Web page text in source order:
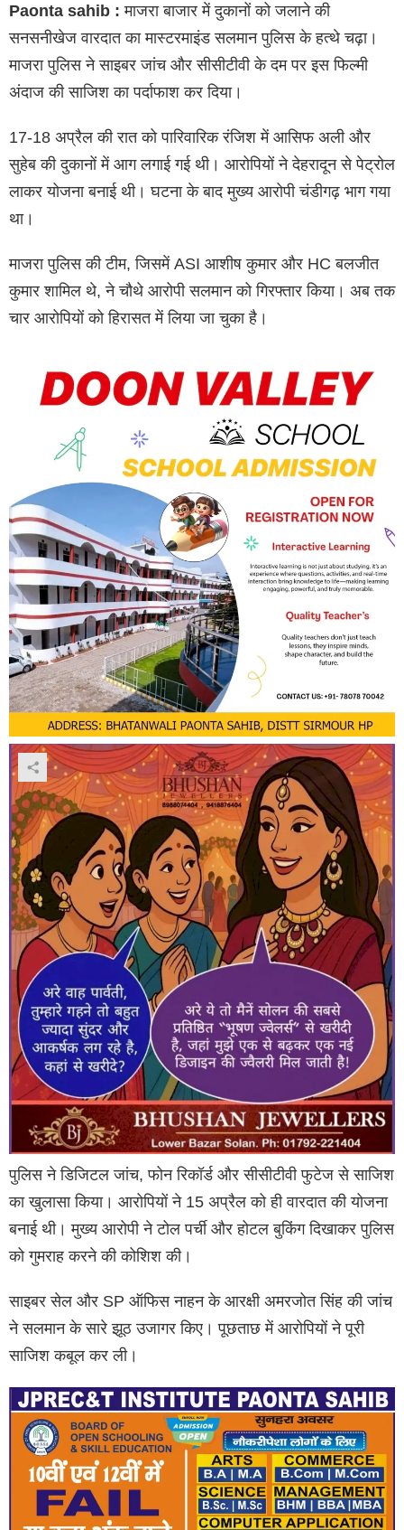
Paonta sahib : माजरा बाजार में दुकानों को जलाने की
सनसनीखेज वारदात का मास्टरमाइंड सलमान पुलिस के हत्थे चढ़ा।
माजरा पुलिस ने साइबर जांच और सीसीटीवी के दम पर इस फिल्मी
अंदाज की साजिश का पर्दाफाश कर दिया।
17-18 अप्रैल की रात को पारिवारिक रंजिश में आसिफ अली और
सुहेब की दुकानों में आग लगाई गई थी। आरोपियों ने देहरादून से पेट्रोल
लाकर योजना बनाई थी। घटना के बाद मुख्य आरोपी चंडीगढ़ भाग गया
था।
माजरा पुलिस की टीम, जिसमें ASI आशीष कुमार और HC बलजीत
कुमार शामिल थे, ने चौथे आरोपी सलमान को गिरफ्तार किया। अब तक
चार आरोपियों को हिरासत में लिया जा चुका है।
पुलिस ने डिजिटल जांच, फोन रिकॉर्ड और सीसीटीवी फुटेज से साजिश
का खुलासा किया। आरोपियों ने 15 अप्रैल को ही वारदात की योजना
बनाई थी। मुख्य आरोपी ने टोल पर्ची और होटल बुकिंग दिखाकर पुलिस
को गुमराह करने की कोशिश की।
साइबर सेल और SP ऑफिस नाहन के आरक्षी अमरजोत सिंह की जांच
ने सलमान के सारे झूठ उजागर किए। पूछताछ में आरोपियों ने पूरी
साजिश कबूल कर ली।